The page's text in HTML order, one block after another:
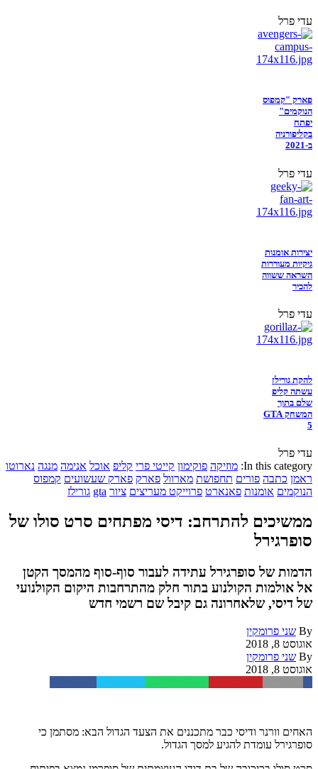
עדי פרל
פארק "קמפוס
הנוקמים"
יפתח
בקליפורניה
ב-2021
עדי פרל
יצירות אומנות
גיקיות מעוררות
השראה ששווה
להכיר
עדי פרל
להקת גורילז
עשתה קליפ
שלם בתוך
המשחק GTA
5
עדי פרל
In this category: מוזיקה פוקימון קייטי פרי קליפ אוכל אנימה מנגה נארוטו
ראמן כתבה פורים תחפושת מארוול פארק פארק שעשועים קמפוס
הנוקמים אומנות פאנארט פרוייקט מעריצים ציור gta גורילז
ממשיכים להתרחב: דיסי מפתחים סרט סולו של
סופרגירל
הדמות של סופרגירל עתידה לעבור סוף-סוף מהמסך הקטן
אל אולמות הקולנוע בתור חלק מהתרחבות היקום הקולנועי
של דיסי, שלאחרונה גם קיבל שם רשמי חדש
By שני פרומקין
אוגוסט 8, 2018
By שני פרומקין
אוגוסט 8, 2018
האחים וורנר ודיסי כבר מתכננים את הצעד הגדול הבא: מסתמן כי
סופרגירל עומדת להגיע למסך הגדול.